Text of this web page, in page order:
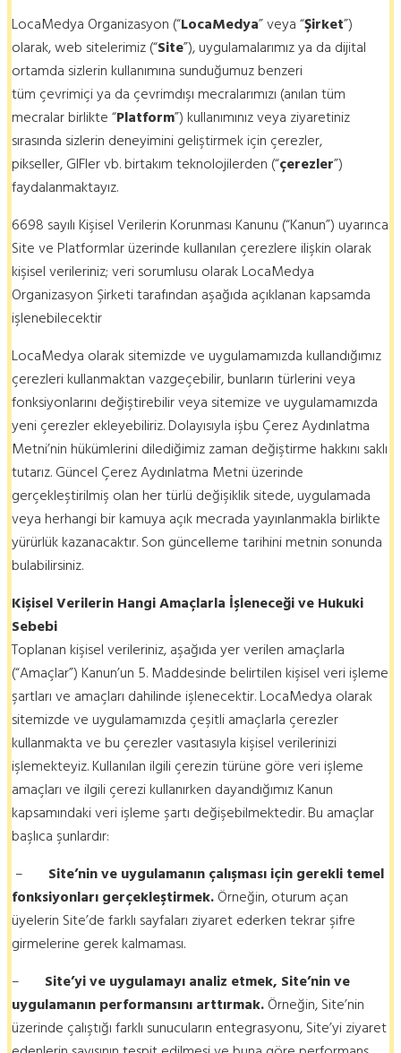
LocaMedya Organizasyon (“LocaMedya” veya “Şirket”)
olarak, web sitelerimiz (“Site”), uygulamalarımız ya da dijital
ortamda sizlerin kullanımına sunduğumuz benzeri
tüm çevrimiçi ya da çevrimdışı mecralarımızı (anılan tüm
mecralar birlikte “Platform”) kullanımınız veya ziyaretiniz
sırasında sizlerin deneyimini geliştirmek için çerezler,
pikseller, GIFler vb. birtakım teknolojilerden (“çerezler”)
faydalanmaktayız.
6698 sayılı Kişisel Verilerin Korunması Kanunu (“Kanun”) uyarınca
Site ve Platformlar üzerinde kullanılan çerezlere ilişkin olarak
kişisel verileriniz; veri sorumlusu olarak LocaMedya
Organizasyon Şirketi tarafından aşağıda açıklanan kapsamda
işlenebilecektir
LocaMedya olarak sitemizde ve uygulamamızda kullandığımız
çerezleri kullanmaktan vazgeçebilir, bunların türlerini veya
fonksiyonlarını değiştirebilir veya sitemize ve uygulamamızda
yeni çerezler ekleyebiliriz. Dolayısıyla işbu Çerez Aydınlatma
Metni’nin hükümlerini dilediğimiz zaman değiştirme hakkını saklı
tutarız. Güncel Çerez Aydınlatma Metni üzerinde
gerçekleştirilmiş olan her türlü değişiklik sitede, uygulamada
veya herhangi bir kamuya açık mecrada yayınlanmakla birlikte
yürürlük kazanacaktır. Son güncelleme tarihini metnin sonunda
bulabilirsiniz.
Kişisel Verilerin Hangi Amaçlarla İşleneceği ve Hukuki
Sebebi
Toplanan kişisel verileriniz, aşağıda yer verilen amaçlarla
(“Amaçlar”) Kanun’un 5. Maddesinde belirtilen kişisel veri işleme
şartları ve amaçları dahilinde işlenecektir. LocaMedya olarak
sitemizde ve uygulamamızda çeşitli amaçlarla çerezler
kullanmakta ve bu çerezler vasıtasıyla kişisel verilerinizi
işlemekteyiz. Kullanılan ilgili çerezin türüne göre veri işleme
amaçları ve ilgili çerezi kullanırken dayandığımız Kanun
kapsamındaki veri işleme şartı değişebilmektedir. Bu amaçlar
başlıca şunlardır:
– Site’nin ve uygulamanın çalışması için gerekli temel
fonksiyonları gerçekleştirmek.Örneğin, oturum açan
üyelerin Site’de farklı sayfaları ziyaret ederken tekrar şifre
girmelerine gerek kalmaması.
– Site’yi ve uygulamayı analiz etmek, Site’nin ve
uygulamanın performansını arttırmak.Örneğin, Site’nin
üzerinde çalıştığı farklı sunucuların entegrasyonu, Site’yi ziyaret